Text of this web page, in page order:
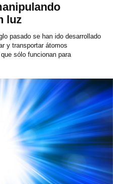
luz
pasado se han ido desarrollado
y transportar átomos
sólo funcionan para